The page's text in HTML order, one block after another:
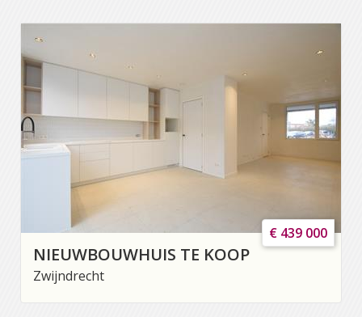
NIEUWBOUWHUIS TE KOOP
Zwijndrecht
€ 439 000